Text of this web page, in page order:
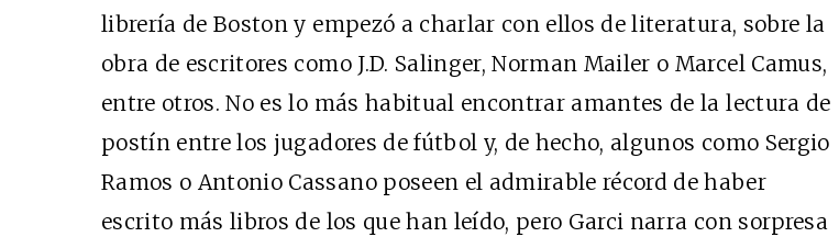
librería de Boston y empezó a charlar con ellos de literatura, sobre la
obra de escritores como J.D. Salinger, Norman Mailer o Marcel Camus,
entre otros. No es lo más habitual encontrar amantes de la lectura de
postín entre los jugadores de fútbol y, de hecho, algunos como Sergio
Ramos o Antonio Cassano poseen el admirable récord de haber
escrito más libros de los que han leído, pero Garci narra con sorpresa